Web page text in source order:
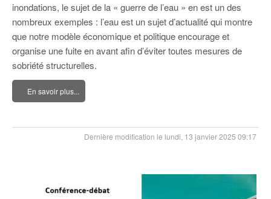
inondations, le sujet de la « guerre de l’eau » en est un des
nombreux exemples : l’eau est un sujet d’actualité qui montre
que notre modèle économique et politique encourage et
organise une fuite en avant afin d’éviter toutes mesures de
sobriété structurelles.
En savoir plus...
Dernière modification le lundi, 13 janvier 2025 09:17